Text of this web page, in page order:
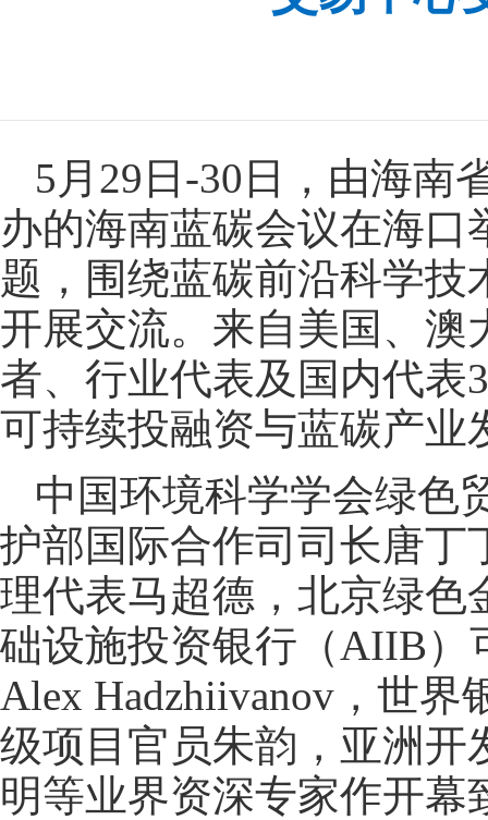
5月29日-30日，由海南
办的海南蓝碳会议在海口
题，围绕蓝碳前沿科学
开展交流。来自美国、澳
者、行业代表及国内代表
可持续投融资与蓝碳产业
中国环境科学学会绿色
护部国际合作司司长唐丁
理代表马超德，北京绿色
础设施投资银行（AIIB）
Alex Hadzhiivanov，世
级项目官员朱韵，亚洲
明等业界资深专家作开